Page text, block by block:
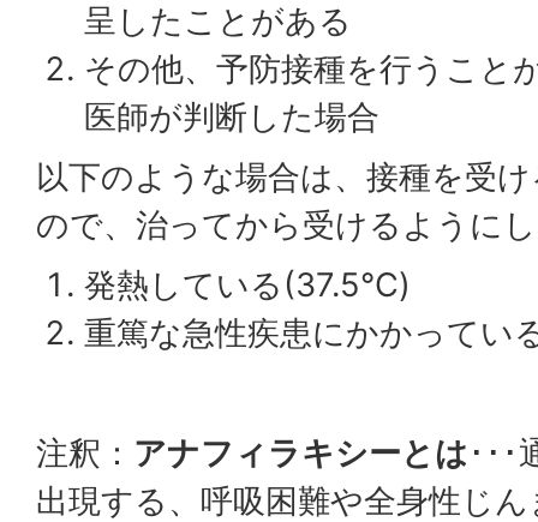
呈したことがある
その他、予防接種を行うこと
医師が判断した場合
以下のような場合は、接種を受
ので、治ってから受けるように
発熱している(37.5℃)​
重篤な急性疾患にかかってい
注釈： アナフィラキシーとは ･･･
出現する、呼吸困難や全身性じ